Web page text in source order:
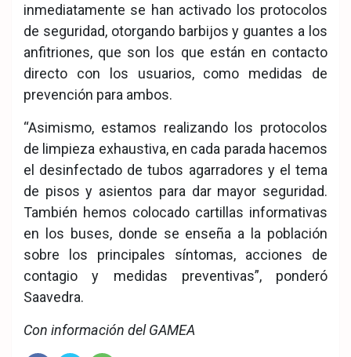
inmediatamente se han activado los protocolos
de seguridad, otorgando barbijos y guantes a los
anfitriones, que son los que están en contacto
directo con los usuarios, como medidas de
prevención para ambos.
“Asimismo, estamos realizando los protocolos
de limpieza exhaustiva, en cada parada hacemos
el desinfectado de tubos agarradores y el tema
de pisos y asientos para dar mayor seguridad.
También hemos colocado cartillas informativas
en los buses, donde se enseña a la población
sobre los principales síntomas, acciones de
contagio y medidas preventivas”, ponderó
Saavedra.
Con información del GAMEA